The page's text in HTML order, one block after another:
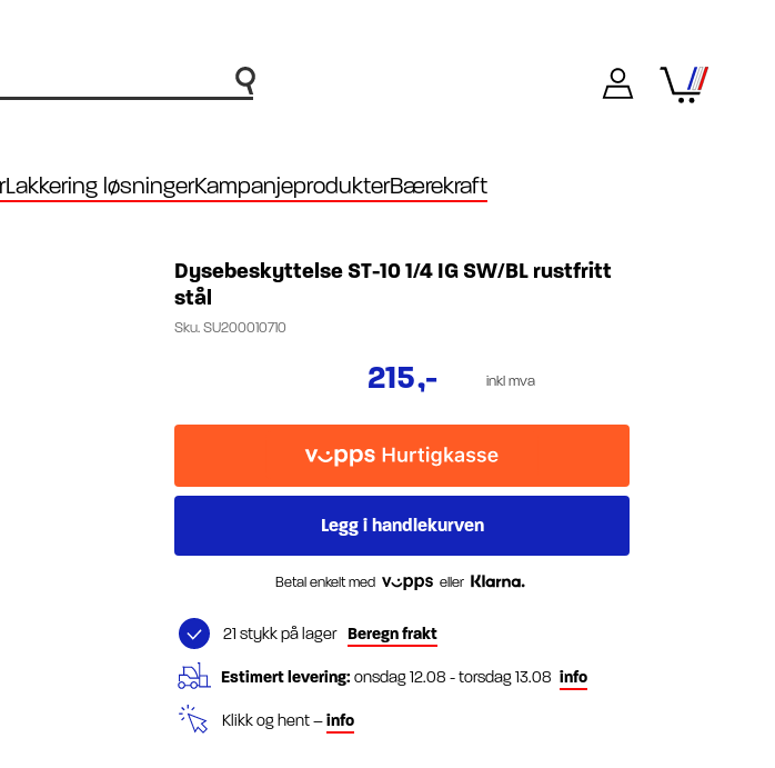
Lakkering løsningerKampanjeprodukterBærekraft
Dysebeskyttelse ST-10 1/4 IG SW/BL rustfritt
stål
Sku. SU200010710
215,- inkl mva
Betal enkelt med eller
21 stykk på lager Beregn frakt
Estimert levering:onsdag 12.08 - torsdag 13.08 info
Klikk og hent –info